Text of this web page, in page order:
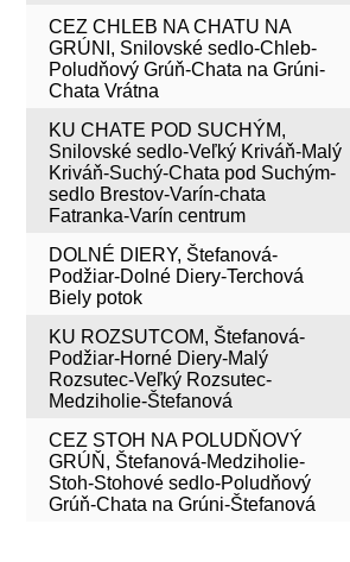
CEZ CHLEB NA CHATU NA
GRÚNI, Snilovské sedlo-Chleb-
Poludňový Grúň-Chata na Grúni-
Chata Vrátna
KU CHATE POD SUCHÝM,
Snilovské sedlo-Veľký Kriváň-Malý
Kriváň-Suchý-Chata pod Suchým-
sedlo Brestov-Varín-chata
Fatranka-Varín centrum
DOLNÉ DIERY, Štefanová-
Podžiar-Dolné Diery-Terchová
Biely potok
KU ROZSUTCOM, Štefanová-
Podžiar-Horné Diery-Malý
Rozsutec-Veľký Rozsutec-
Medziholie-Štefanová
CEZ STOH NA POLUDŇOVÝ
GRÚŇ, Štefanová-Medziholie-
Stoh-Stohové sedlo-Poludňový
Grúň-Chata na Grúni-Štefanová